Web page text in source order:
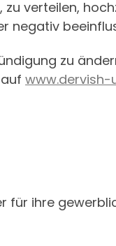
verteilen,
negativ
zu
www.dervish-
für ihre